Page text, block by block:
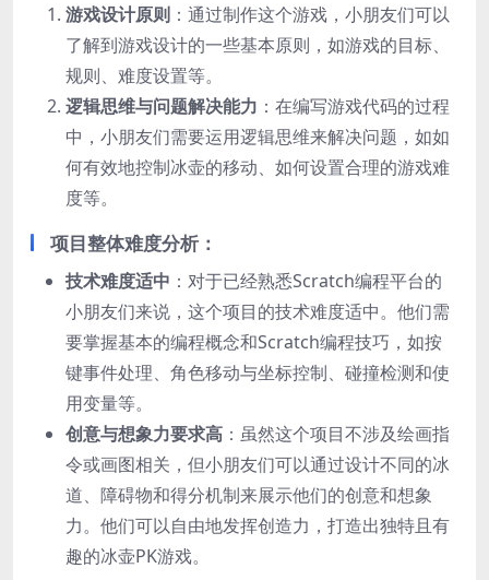
游戏设计原则 ：通过制作这个游戏，小朋友们可以
了解到游戏设计的一些基本原则，如游戏的目标、
规则、难度设置等。
逻辑思维与问题解决能力 ：在编写游戏代码的过程
中，小朋友们需要运用逻辑思维来解决问题，如如
何有效地控制冰壶的移动、如何设置合理的游戏难
度等。
项目整体难度分析：
技术难度适中 ：对于已经熟悉Scratch编程平台的
小朋友们来说，这个项目的技术难度适中。他们需
要掌握基本的编程概念和Scratch编程技巧，如按
键事件处理、角色移动与坐标控制、碰撞检测和使
用变量等。
创意与想象力要求高 ：虽然这个项目不涉及绘画指
令或画图相关，但小朋友们可以通过设计不同的冰
道、障碍物和得分机制来展示他们的创意和想象
力。他们可以自由地发挥创造力，打造出独特且有
趣的冰壶PK游戏。